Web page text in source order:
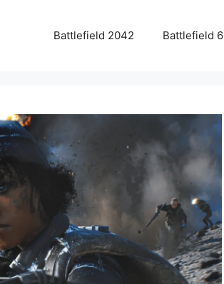
Battlefield 2042 Battlefield 6